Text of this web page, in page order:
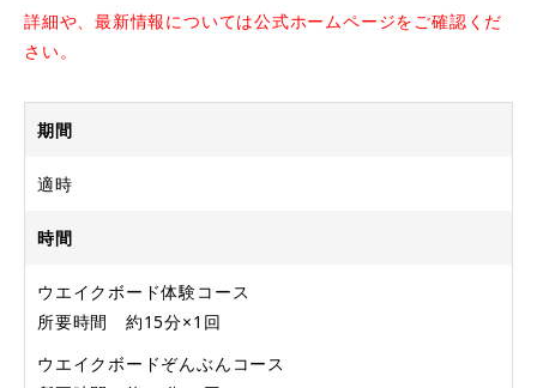
詳細や、最新情報については公式ホームページをご確認くだ
さい。
期間
適時
時間
ウエイクボード体験コース
所要時間 約15分×1回
ウエイクボードぞんぶんコース